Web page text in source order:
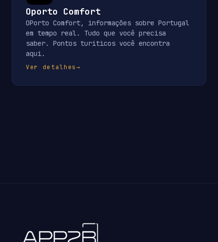
Oporto Comfort
OPorto Comfort, informações sobre Portugal
em tempo real. Tudo que você precisa
saber. Pontos turiticos você encontra
aqui.
Ver detalhes→